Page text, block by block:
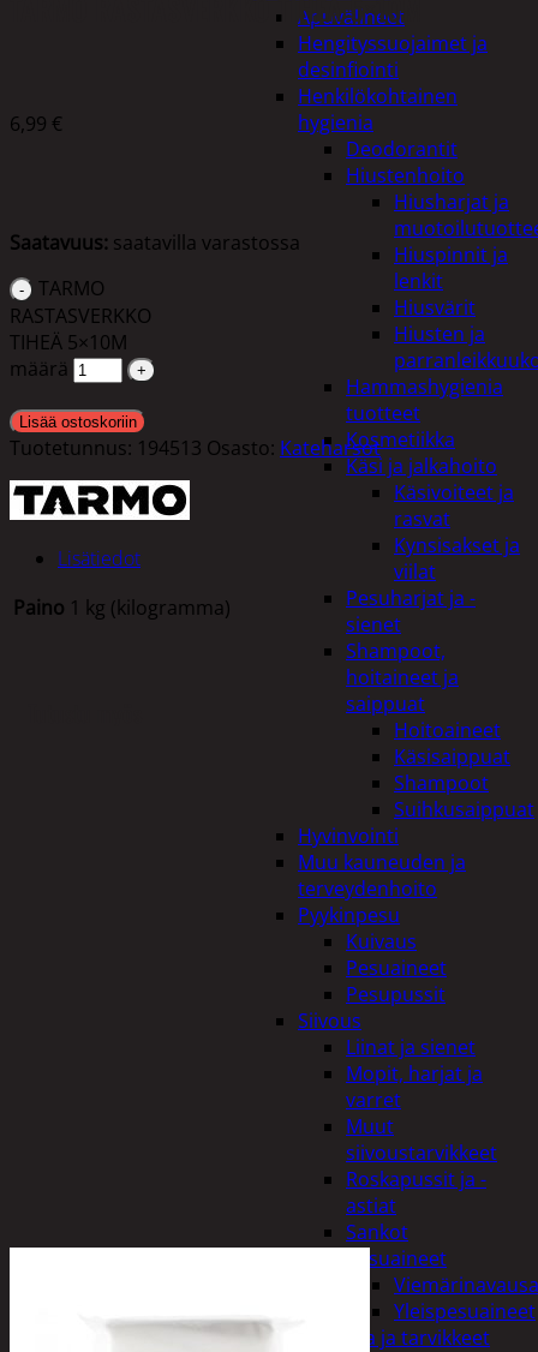
Apuvälineet
Hengityssuojaimet ja
desinfiointi
Henkilökohtainen
hygienia
Deodorantit
Hiustenhoito
Hiusharjat ja
Hiuspinnit ja
lenkit
Hiusvärit
Hiusten ja
Hammashygienia
tuotteet
Kosmetiikka
Käsi ja jalkahoito
Käsivoiteet ja
rasvat
Kynsisakset ja
viilat
Pesuharjat ja -
sienet
Shampoot,
hoitaineet ja
saippuat
Hoitoaineet
Käsisaippuat
Shampoot
Suihkusaippuat
Hyvinvointi
Muu kauneuden ja
terveydenhoito
Pyykinpesu
Kuivaus
Pesuaineet
Pesupussit
Siivous
Liinat ja sienet
Mopit, harjat ja
varret
Muut
siivoustarvikkeet
Roskapussit ja -
astiat
Sankot
Pesuaineet
Yleispesuaineet
Eläintenruoka ja tarvikkeet
6,99 €
Saatavuus: saatavilla varastossa
TARMO
RASTASVERKKO
TIHEÄ 5×10M
määrä
Lisää ostoskoriin
Tuotetunnus: 194513 Osasto: Kateharsot
Lisätiedot
Paino 1 kg (kilogramma)